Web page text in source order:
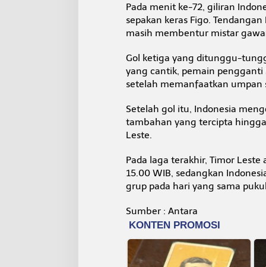
Pada menit ke-72, giliran
sepakan keras Figo.
masih membentur mistar
Gol ketiga yang ditunggu-
yang cantik, pemain
setelah memanfaatkan umpan
Setelah gol itu, Indonesia
tambahan yang tercipta
Leste.
Pada laga terakhir, Timor
15.00 WIB, sedangkan
grup pada hari yang sama
Sumber : Antara